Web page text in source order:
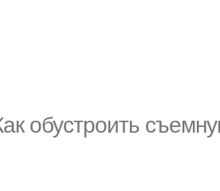
обустроить